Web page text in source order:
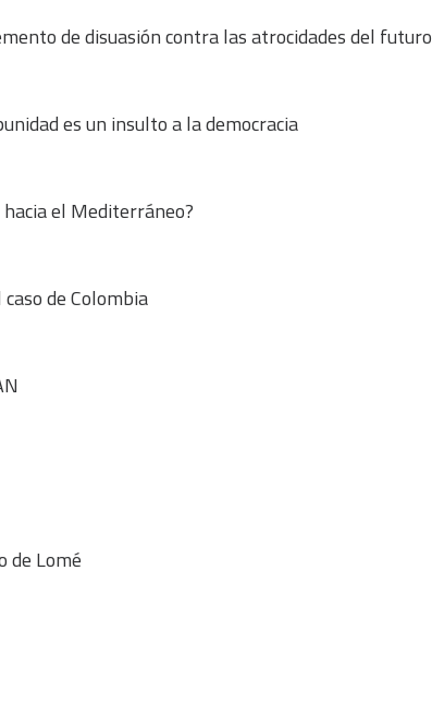
de disuasión contra las atrocidades del futuro
es un insulto a la democracia
el Mediterráneo?
de Colombia
de Lomé